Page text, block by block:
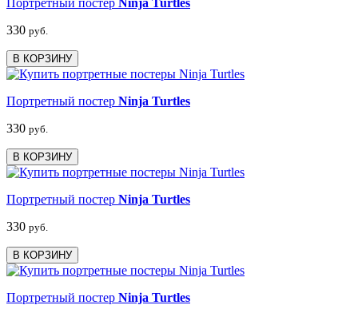
Портретный постер Ninja Turtles
330 руб.
В КОРЗИНУ
Портретный постер Ninja Turtles
330 руб.
В КОРЗИНУ
Портретный постер Ninja Turtles
330 руб.
В КОРЗИНУ
Портретный постер Ninja Turtles